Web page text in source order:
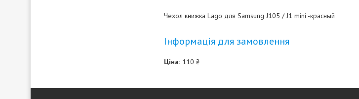
Чехол книжка Lago для Samsung J105 / J1 mini -красный
Інформація для замовлення
Ціна: 110 ₴